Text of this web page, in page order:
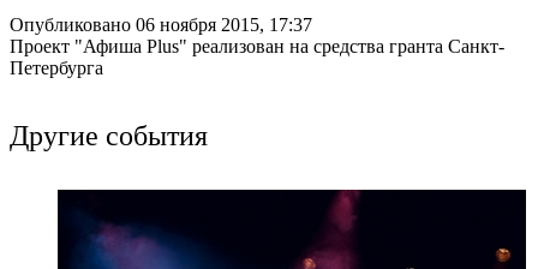
Опубликовано 06 ноября 2015, 17:37
Проект "Афиша Plus" реализован на средства гранта Санкт-
Петербурга
Другие события